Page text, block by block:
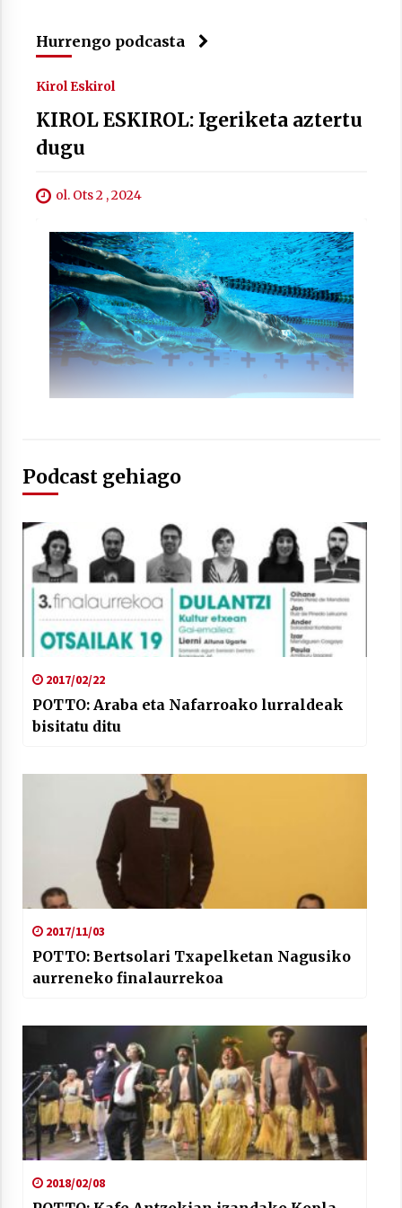
Arrosaren laburpen bideoa Hamaika
Hurrengo podcasta
Kirol Eskirol
KIROL ESKIROL: Igeriketa aztertu
dugu
ol. Ots 2 , 2024
Podcast gehiago
2017/02/22
POTTO: Araba eta Nafarroako lurraldeak
bisitatu ditu
2017/11/03
POTTO: Bertsolari Txapelketan Nagusiko
aurreneko finalaurrekoa
2018/02/08